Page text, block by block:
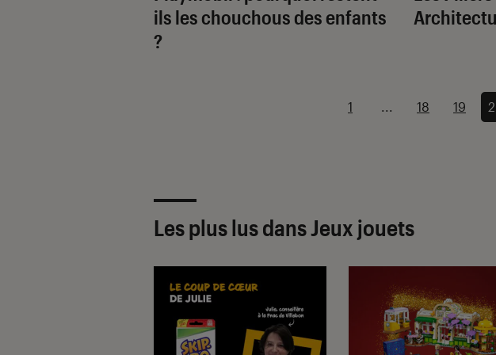
ils les chouchous des enfants
?
1 ... 18 19
Les plus lus dans Jeux jouets